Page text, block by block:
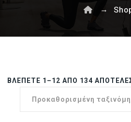
→
ΒΛΈΠΕΤΕ 1–12 ΑΠΌ 134